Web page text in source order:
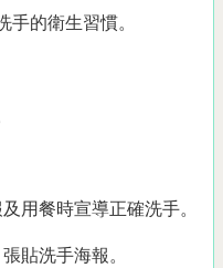
的衛生習慣。
用餐時宣導正確洗手。
貼洗手海報。